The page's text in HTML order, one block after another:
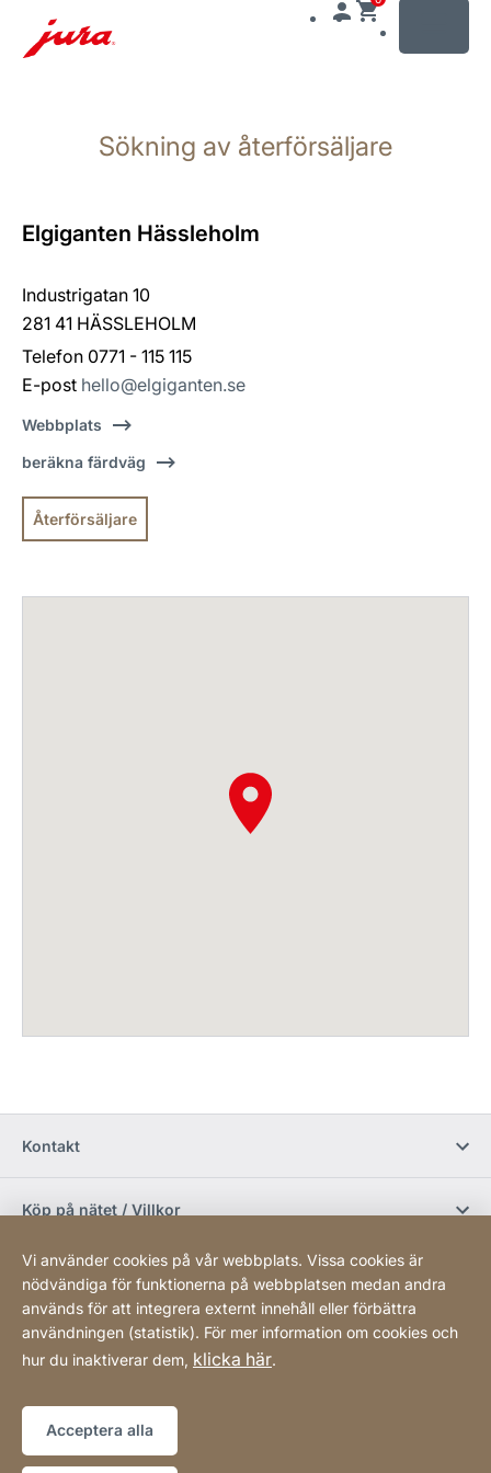
sökning
Sökning av återförsäljare
Elgiganten Hässleholm
Industrigatan 10
281 41 HÄSSLEHOLM
Telefon 0771 - 115 115
E-post hello@elgiganten.se
Webbplats
beräkna färdväg
Återförsäljare
Kontakt
Köp på nätet / Villkor
Newsletter
Webbplats
[Website
information]
Sitemap
Vi använder cookies på vår webbplats. Vissa cookies är
nödvändiga för funktionerna på webbplatsen medan andra
används för att integrera externt innehåll eller förbättra
användningen (statistik). För mer information om cookies och
hur du inaktiverar dem, klicka här.
Acceptera alla